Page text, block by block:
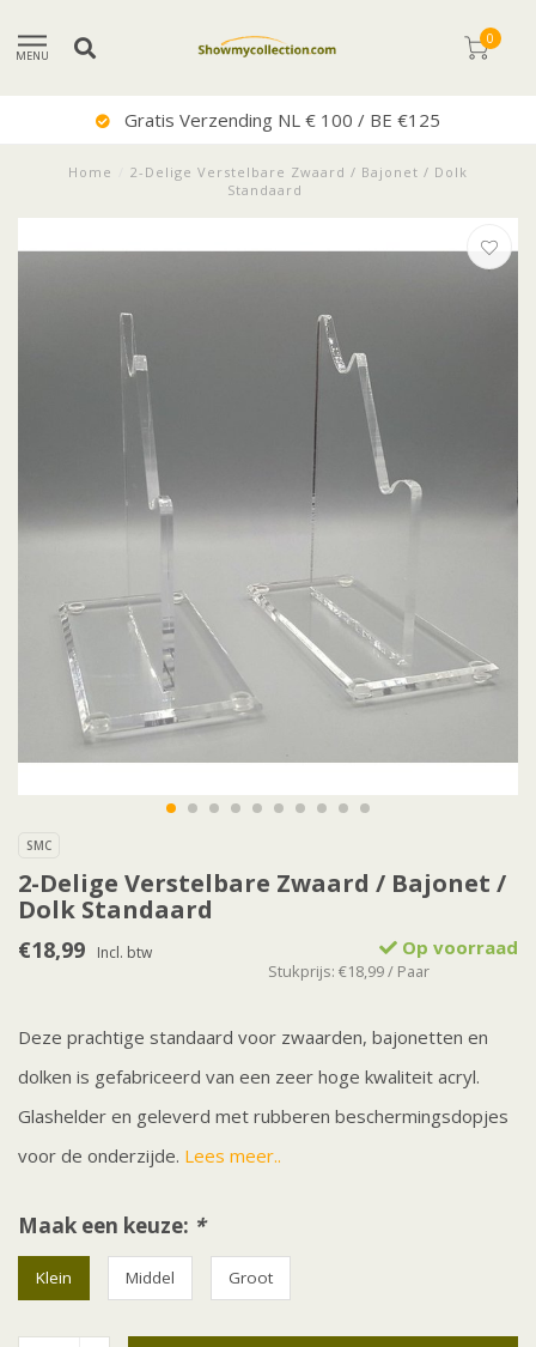
MENU
0
Uitstekende Service
Home
2-Delige Verstelbare Zwaard / Bajonet / Dolk
Standaard
SMC
2-Delige Verstelbare Zwaard / Bajonet /
Dolk Standaard
€18,99 Incl. btw Op voorraad
Stukprijs: €18,99 / Paar
Deze prachtige standaard voor zwaarden, bajonetten en
dolken is gefabriceerd van een zeer hoge kwaliteit acryl.
Glashelder en geleverd met rubberen beschermingsdopjes
voor de onderzijde. Lees meer..
Maak een keuze: *
Klein Middel Groot